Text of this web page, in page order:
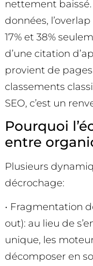
nettement
données,
17% et 38%
d’une citation
provient de
classements
SEO, c’est un
Pourquoi
entre
Plusieurs
décrochage:
• Fragmentation
out): au lieu de
unique, les
décomposer en